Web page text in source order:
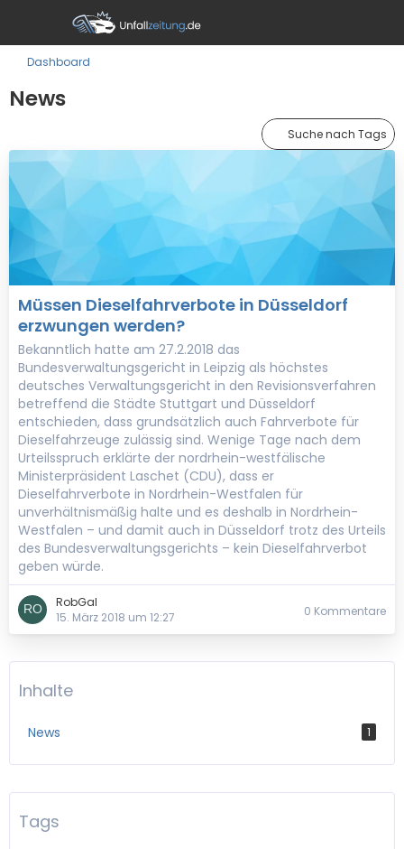
Dashboard
News
Suche nach Tags
Müssen Dieselfahrverbote in Düsseldorf
erzwungen werden?
Bekanntlich hatte am 27.2.2018 das
Bundesverwaltungsgericht in Leipzig als höchstes
deutsches Verwaltungsgericht in den Revisionsverfahren
betreffend die Städte Stuttgart und Düsseldorf
entschieden, dass grundsätzlich auch Fahrverbote für
Dieselfahrzeuge zulässig sind. Wenige Tage nach dem
Urteilsspruch erklärte der nordrhein-westfälische
Ministerpräsident Laschet (CDU), dass er
Dieselfahrverbote in Nordrhein-Westfalen für
unverhältnismäßig halte und es deshalb in Nordrhein-
Westfalen – und damit auch in Düsseldorf trotz des Urteils
des Bundesverwaltungsgerichts – kein Dieselfahrverbot
geben würde.
RobGal
15. März 2018 um 12:27
0 Kommentare
Inhalte
News 1
Tags